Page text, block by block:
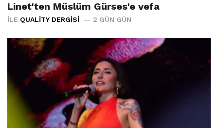
Linet'ten Müslüm Gürses'e vefa
İLE QUALITY DERGISI 2 GÜN GÜN